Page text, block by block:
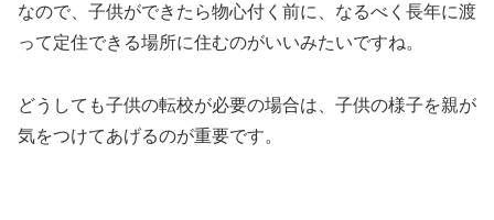
なので、子供ができたら物心付く前に、なるべく長年に渡
って定住できる場所に住むのがいいみたいですね。
どうしても子供の転校が必要の場合は、子供の様子を親が
気をつけてあげるのが重要です。